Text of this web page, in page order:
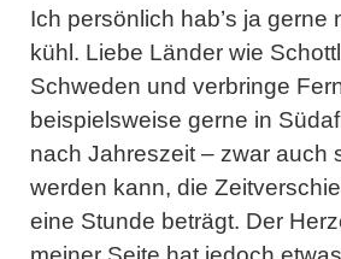
Ich persönlich hab’s ja gerne
kühl. Liebe Länder wie
Schweden und verbringe
beispielsweise gerne in
nach Jahreszeit – zwar auch
werden kann, die
eine Stunde beträgt. Der